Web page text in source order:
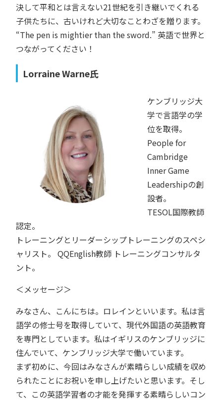
決して平和とは言えない21世紀を引き継いでくれる
子供たちに、古いけれど大切なことわざを贈ります。
“The pen is mightier than the sword.” 英語で世界と
つながってください！
Lorraine Warne氏
ケンブリッジ大
学で言語学の学
位を取得。
People for
Cambridge
Inner Game
Leadershipの創
設者。
TESOL国際教師
認定。
トレーニングとリーダーシップトレーニングのスペシ
ャリスト。 QQEnglish教師 トレーニングコンサルタ
ント。
＜メッセージ＞
みなさん、こんにちは。ロレインといいます。私は言
語学の修士号を取得していて、現代外国語の英語教育
を専門としています。私はイギリスのケンブリッジに
住んでいて、ケンブリッジ大学で働いています。
まず初めに、今回はみなさんが素晴らしい成績を収め
られたことにお祝いを申し上げたいと思います。そし
て、この英語学習者の才能を発揮する素晴らしいコン